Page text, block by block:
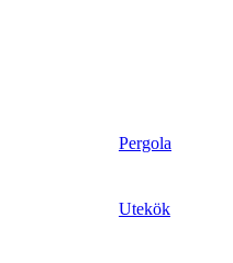
Pergola
Utekök